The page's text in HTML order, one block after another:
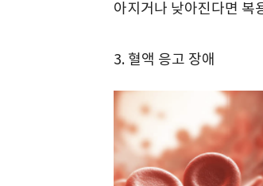
아지거나 낮아진다면 복
3. 혈액 응고 장애